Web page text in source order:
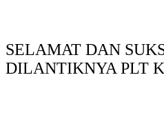
SELAMAT DAN
DILANTIKNYA PLT